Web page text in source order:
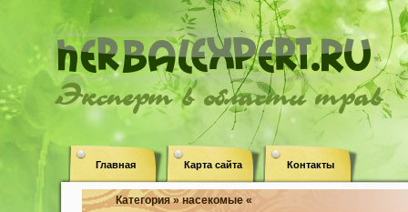
Эксперт в области трав
Главная Карта сайта Контакты
Категория » насекомые «